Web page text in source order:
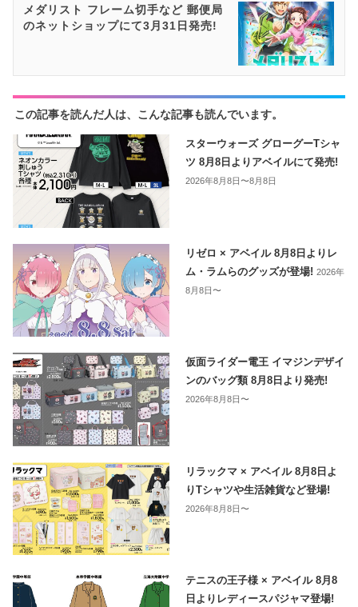
メダリスト フレーム切手など 郵便局
のネットショップにて3月31日発売!
この記事を読んだ人は、こんな記事も読んでいます。
スターウォーズ グローグーTシャ
ツ 8月8日よりアベイルにて発売!
2026年8月8日〜8月8日
リゼロ × アベイル 8月8日よりレ
ム・ラムらのグッズが登場!2026年
8月8日〜
仮面ライダー電王 イマジンデザイ
ンのバッグ類 8月8日より発売!
2026年8月8日〜
リラックマ × アベイル 8月8日よ
りTシャツや生活雑貨など登場!
2026年8月8日〜
テニスの王子様 × アベイル 8月8
日よりレディースパジャマ登場!